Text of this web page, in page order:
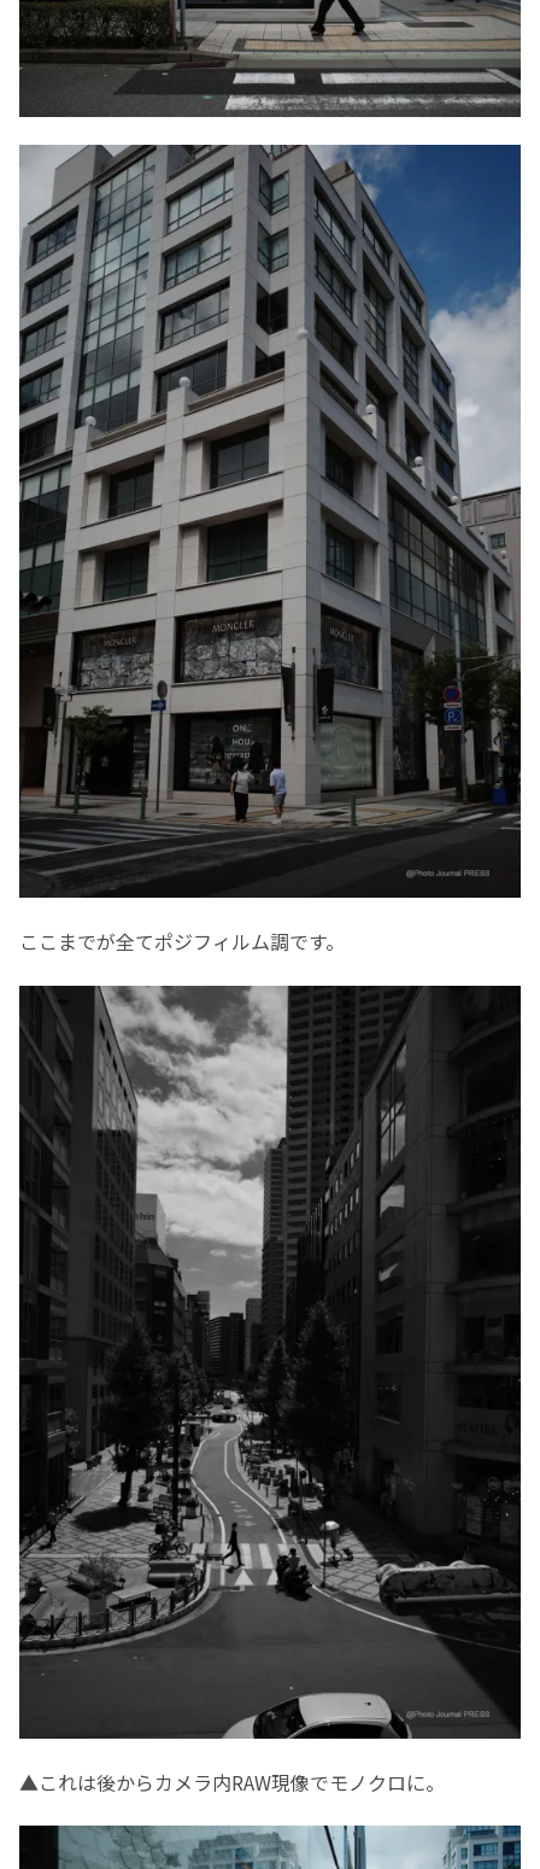
ここまでが全てポジフィルム調です。
▲これは後からカメラ内RAW現像でモノクロに。